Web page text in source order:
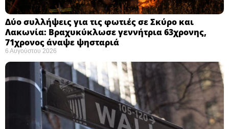
Δύο συλλήψεις για τις φωτιές σε Σκύρο και
Λακωνία: Βραχυκύκλωσε γεννήτρια 63χρονης,
71χρονος άναψε ψησταριά
6 Αυγούστου 2026